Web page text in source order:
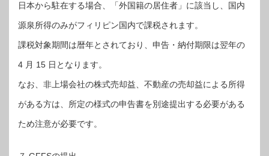
日本から駐在する場合、「外国籍の居住者」に該当し、国内
源泉所得のみがフィリピン国内で課税されます。
課税対象期間は暦年とされており、申告・納付期限は翌年の
4 月 15 日となります。
なお、非上場会社の株式売却益、不動産の売却益による所得
がある方は、所定の様式の申告書を別途提出する必要がある
ため注意が必要です。